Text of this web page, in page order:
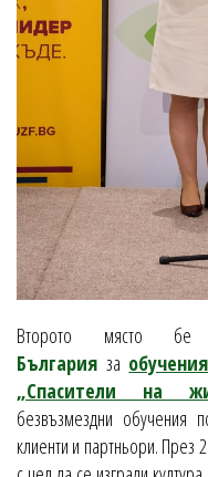
Второто място
България за
„Спасители на
безвъзмездни обучения
клиенти и партньори. През